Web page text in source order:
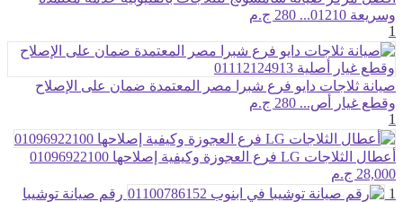
وسريعة 01210...
280 ج.م
1
صيانة ثلاجات دايو فرع شبرا مصر المعتمدة ضمان على الإصلاح
وقطع غيار أص... 280 ج.م
1
أعطال الثلاجات LG فرع العجوزة وكيفية إصلاحها 01096922100
28,000 ج.م
1
رقم صيانة توشيبا